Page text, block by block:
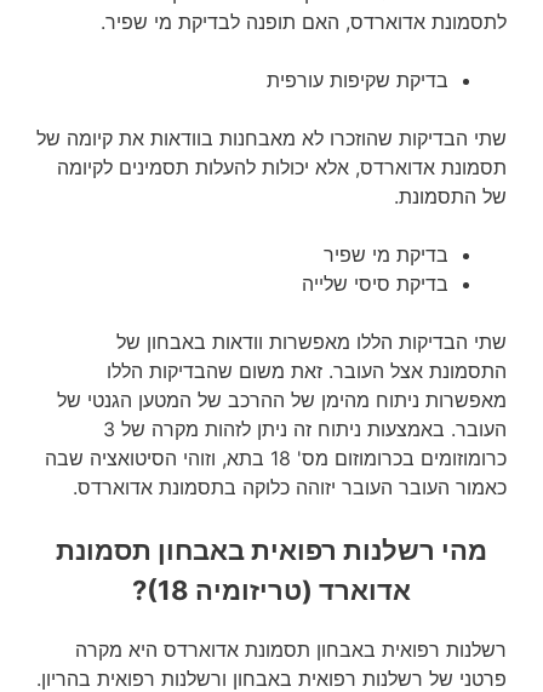
לתסמונת אדוארדס, האם תופנה לבדיקת מי שפיר.
בדיקת שקיפות עורפית
שתי הבדיקות שהוזכרו לא מאבחנות בוודאות את קיומה של
תסמונת אדוארדס, אלא יכולות להעלות תסמינים לקיומה
של התסמונת.
בדיקת מי שפיר
בדיקת סיסי שלייה
שתי הבדיקות הללו מאפשרות וודאות באבחון של
התסמונת אצל העובר. זאת משום שהבדיקות הללו
מאפשרות ניתוח מהימן של ההרכב של המטען הגנטי של
העובר. באמצעות ניתוח זה ניתן לזהות מקרה של 3
כרומוזומים בכרומוזום מס' 18 בתא, וזוהי הסיטואציה שבה
כאמור העובר העובר יזוהה כלוקה בתסמונת אדוארדס.
מהי רשלנות רפואית באבחון תסמונת
אדוארד (טריזומיה 18)?
רשלנות רפואית באבחון תסמונת אדוארדס היא מקרה
פרטני של רשלנות רפואית באבחון ורשלנות רפואית בהריון.